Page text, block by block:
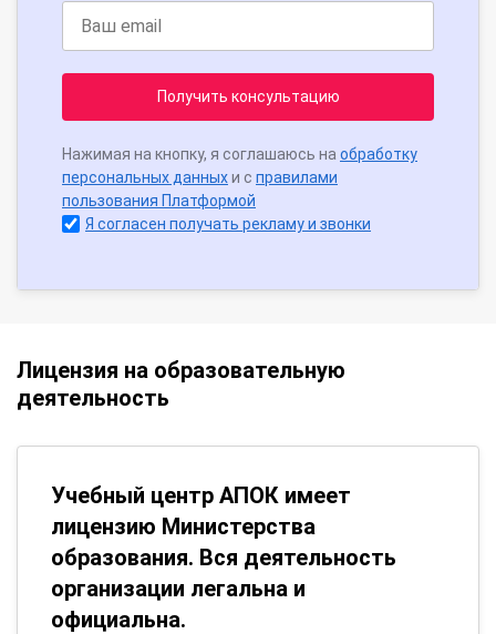
Получить консультацию
Нажимая на кнопку, я соглашаюсь на обработку
персональных данныхи с правилами
пользования Платформой
Я согласен получать рекламу и звонки
Лицензия на образовательную
деятельность
Учебный центр АПОК имеет
лицензию Министерства
образования. Вся деятельность
организации легальна и
официальна.